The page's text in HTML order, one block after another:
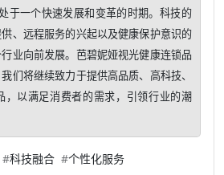
、远程服务的兴起以及健康保护意识的
业向前发展。芭碧妮娅视光健康连锁品
们将继续致力于提供高品质、高科技、
，以满足消费者的需求，引领行业的潮
#科技融合 #个性化服务